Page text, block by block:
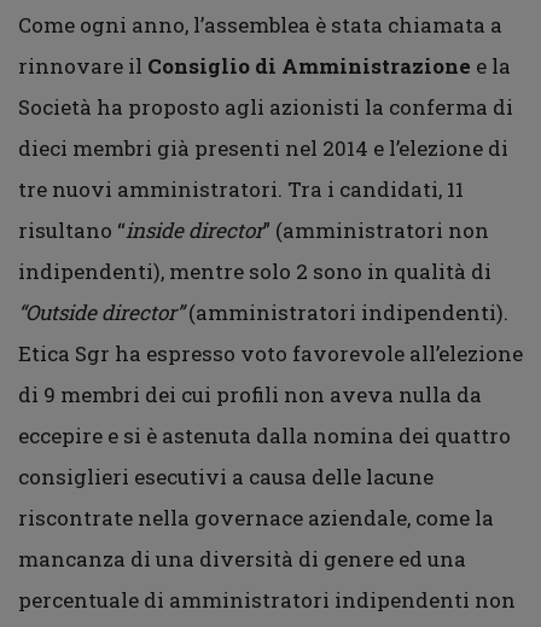
Come ogni anno, l’assemblea è stata chiamata a
rinnovare il Consiglio di Amministrazione e la
Società ha proposto agli azionisti la conferma di
dieci membri già presenti nel 2014 e l’elezione di
tre nuovi amministratori. Tra i candidati, 11
risultano “inside director” (amministratori non
indipendenti), mentre solo 2 sono in qualità di
“Outside director”(amministratori indipendenti).
Etica Sgr ha espresso voto favorevole all’elezione
di 9 membri dei cui profili non aveva nulla da
eccepire e si è astenuta dalla nomina dei quattro
consiglieri esecutivi a causa delle lacune
riscontrate nella governace aziendale, come la
mancanza di una diversità di genere ed una
percentuale di amministratori indipendenti non